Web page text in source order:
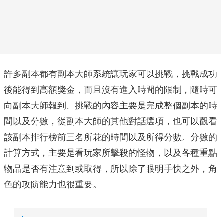
許多副本都有副本大師系統讓玩家可以挑戰，挑戰成功
後能得到高額獎金，而且沒有進入時間的限制，隨時可
向副本大師報到。挑戰的內容主要是完成整個副本的時
間以及分數，從副本大師的其他對話選項，也可以觀看
該副本排行榜前三名所花的時間以及所得分數。分數的
計算方式，主要是看玩家所擊殺的怪物，以及各種重點
物品是否有注意到或取得，所以除了眼明手快之外，角
色的攻防能力也很重要。